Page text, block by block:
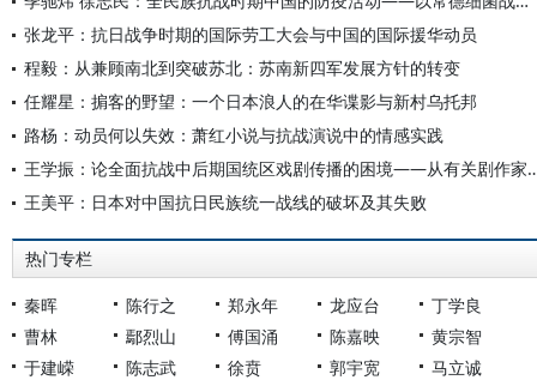
张龙平：抗日战争时期的国际劳工大会与中国的国际援华动员
程毅：从兼顾南北到突破苏北：苏南新四军发展方针的转变
任耀星：掮客的野望：一个日本浪人的在华谍影与新村乌托邦
路杨：动员何以失效：萧红小说与抗战演说中的情感实践
王学振：论全面抗战中后期国统区戏
王美平：日本对中国抗日民族统一战线的破坏及其失败
热门专栏
秦晖 陈行之 郑永年 龙应台
丁学良
曹林
鄢烈山 傅国涌 陈嘉映
黄宗智
于建嵘
陈志武 徐贲 郭宇宽
马立诚